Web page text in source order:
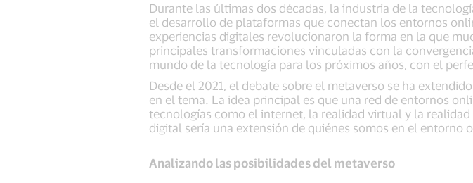
Durante las últimas dos décadas, la industria de la
el desarrollo de plataformas que conectan los entornos
experiencias digitales revolucionaron la forma en la que
principales transformaciones vinculadas con la
mundo de la tecnología para los próximos años, con el
Desde el 2021, el debate sobre el metaverso se ha
en el tema. La idea principal es que una red de entornos
tecnologías como el internet, la realidad virtual y la
digital sería una extensión de quiénes somos en el entorno
Analizando las posibilidades del metaverso